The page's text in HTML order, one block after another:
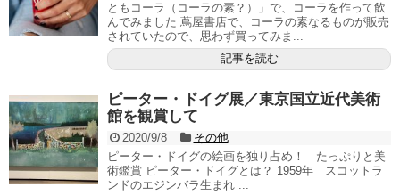
ともコーラ（コーラの素？）」で、コーラを作って飲
んでみました 蔦屋書店で、コーラの素なるものが販売
されていたので、思わず買ってみま...
記事を読む
ピーター・ドイグ展／東京国立近代美術
館を観賞して
2020/9/8
その他
ピーター・ドイグの絵画を独り占め！ たっぷりと美
術鑑賞 ピーター・ドイグとは？ 1959年 スコットラ
ンドのエジンバラ生まれ ...